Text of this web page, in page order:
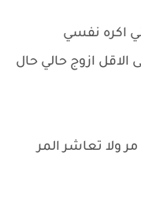
اكره نفسي
ازوج حالي حال
ولا تعاشر المر